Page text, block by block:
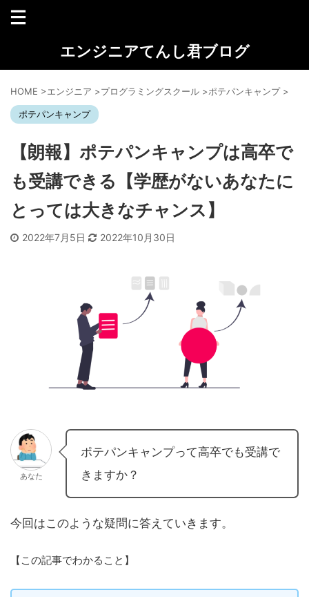
エンジニアてんし君ブログ
HOME >エンジニア >プログラミングスクール >ポテパンキャンプ >
ポテパンキャンプ
【朗報】ポテパンキャンプは高卒で
も受講できる【学歴がないあなたに
とっては大きなチャンス】
2022年7月5日 2022年10月30日
あなた
ポテパンキャンプって高卒でも受講で
きますか？
今回はこのような疑問に答えていきます。
【この記事でわかること】